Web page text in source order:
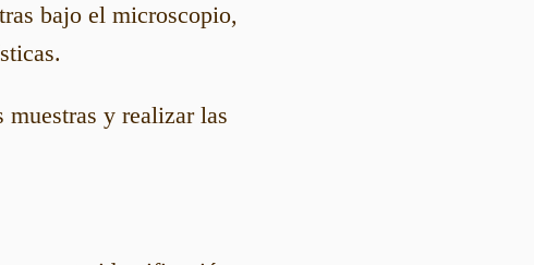
bajo el microscopio,
muestras y realizar las